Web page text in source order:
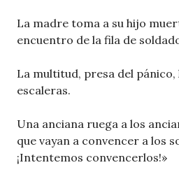
La madre toma a su hijo
encuentro de la fila de
La multitud, presa del pánico,
escaleras.
Una anciana ruega a los
que vayan a convencer a los
¡Intentemos convencerlos!»